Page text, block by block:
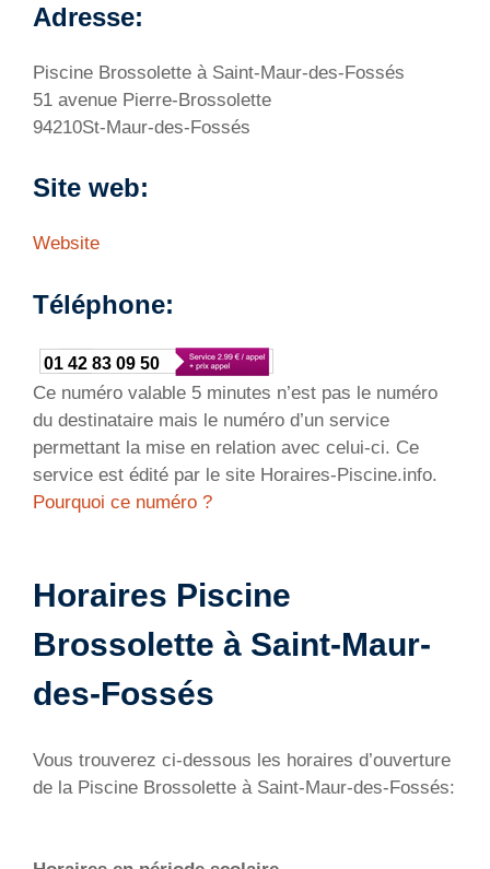
Adresse:
Piscine Brossolette à Saint-Maur-des-Fossés
51 avenue Pierre-Brossolette
94210St-Maur-des-Fossés
Site web:
Website
Téléphone:
01 42 83 09 50
Ce numéro valable 5 minutes n’est pas le numéro
du destinataire mais le numéro d’un service
permettant la mise en relation avec celui-ci. Ce
service est édité par le site Horaires-Piscine.info.
Pourquoi ce numéro ?
Horaires Piscine
Brossolette à Saint-Maur-
des-Fossés
Vous trouverez ci-dessous les horaires d’ouverture
de la Piscine Brossolette à Saint-Maur-des-Fossés: